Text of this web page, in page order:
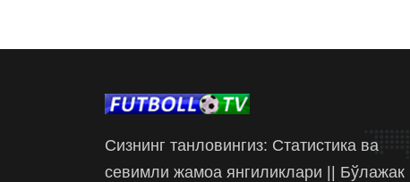
Сизнинг танловингиз: Статистика ва
севимли жамоа янгиликлари || Бўлажак